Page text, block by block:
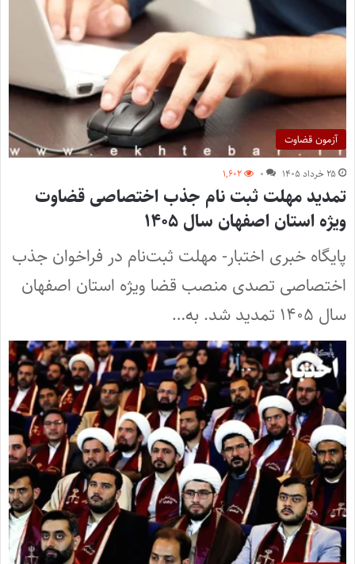
آزمون قضاوت
۲۵ خرداد ۱۴۰۵ ۰ ۱,۶۰۲
تمدید مهلت ثبت نام جذب اختصاصی قضاوت
ویژه استان اصفهان سال ۱۴۰۵
پایگاه خبری اختبار- مهلت ثبت‌نام در فراخوان جذب
اختصاصی تصدی منصب قضا ویژه استان اصفهان
سال ۱۴۰۵ تمدید شد. به…